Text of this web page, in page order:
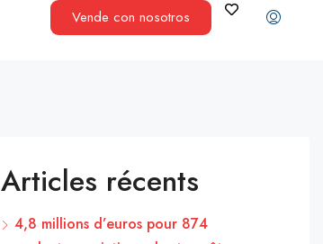
Vende con nosotros
Articles récents
4,8 millions d’euros pour 874